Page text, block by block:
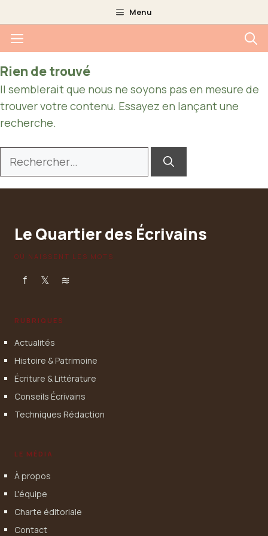
au
contenu
Menu
Menu
Rien de trouvé
Il semblerait que nous ne soyons pas en mesure de
trouver votre contenu. Essayez en lançant une
recherche.
Rechercher :
Le Quartier des Écrivains
OÙ NAISSENT LES MOTS
f 𝕏 ≋
RUBRIQUES
Actualités
Histoire & Patrimoine
Écriture & Littérature
Conseils Écrivains
Techniques Rédaction
LE MÉDIA
À propos
L'équipe
Charte éditoriale
Contact